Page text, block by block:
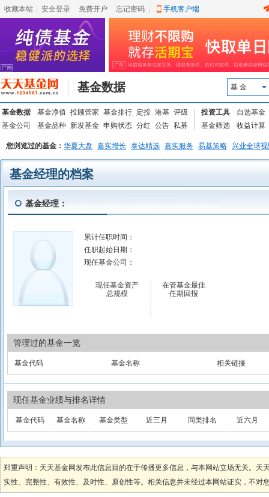
收藏本站 安全登录 免费开户 忘记密码 手机客户端
基金数据 基 金
基金数据 基金净值 投顾管家 基金排行 定投 港基 评级
基金公司
基金品种 新发基金 申购状态 分红 公告 私募
投资工具
自选基金
基金筛选
收益计算
您浏览过的基金： 华夏大盘 嘉实增长 泰达精选 嘉实服务 易基策略 兴业全球
基金经理的档案
基金经理：
累计任职时间：
任职起始日期：
现任基金公司：
现任基金资产
总规模
在管基金最佳
任期回报
管理过的基金一览
基金代码 基金名称 相关链接
现任基金业绩与排名详情
基金代码 基金名称 基金类型 近三月 同类排名 近六月
郑重声明：天天基金网发布此信息目的在于传播更多信息，与本网站立场无关。
实性、完整性、有效性、及时性、原创性等。相关信息并未经过本网站证实，不